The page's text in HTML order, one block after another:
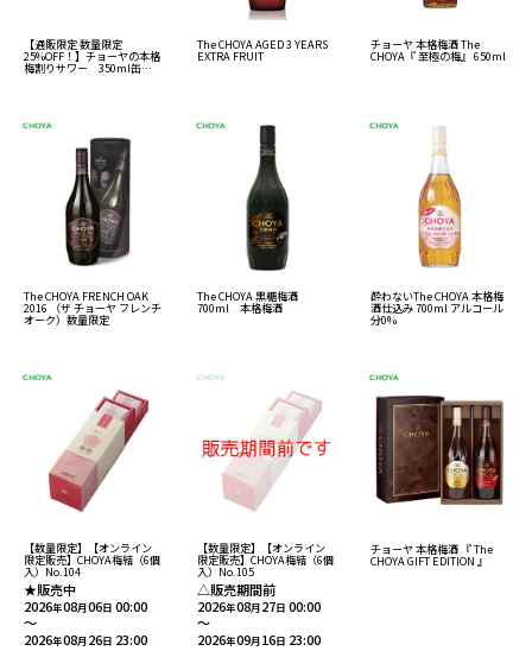
【通販限定 数量限定
25%OFF！】チョーヤの本格
梅割りサワー 350ml缶
The CHOYA AGED 3 YEARS
EXTRA FRUIT
チョーヤ 本格梅酒 The
CHOYA『 至極の梅』 650ml
The CHOYA FRENCH OAK
2016 （ザ チョーヤ フレンチ
オーク）数量限定
The CHOYA 黒糖梅酒
700ml 本格梅酒
酔わないThe CHOYA 本格梅
酒仕込み 700ml アルコール
分0%
【数量限定】【オンライン
限定販売】CHOYA梅結（6個
入）No.104
★販売中
2026年08月06日 00:00
～
2026年08月26日 23:00
【数量限定】【オンライン
限定販売】CHOYA梅結（6個
入）No.105
△販売期間前
2026年08月27日 00:00
～
2026年09月16日 23:00
チョーヤ 本格梅酒 『 The
CHOYA GIFT EDITION 』